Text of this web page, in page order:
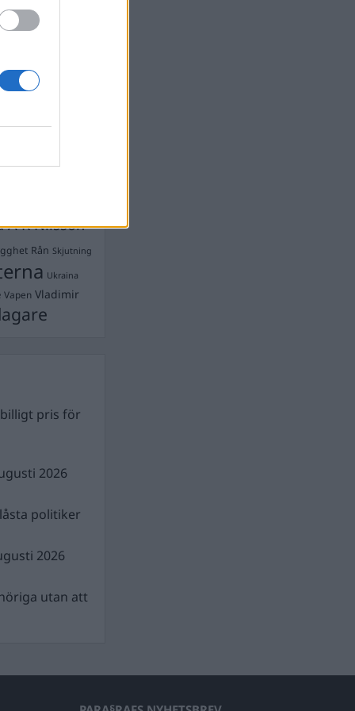
A R Nilsson
Rån Skjutning
Ukraina
Vapen Vladimir
pris för
2026
politiker
2026
utan att